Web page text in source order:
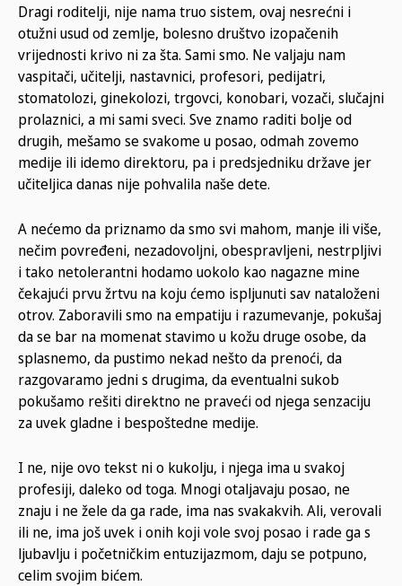
Dragi roditelji, nije nama truo sistem, ovaj nesrećni i
otužni usud od zemlje, bolesno društvo izopačenih
vrijednosti krivo ni za šta. Sami smo. Ne valjaju nam
vaspitači, učitelji, nastavnici, profesori, pedijatri,
stomatolozi, ginekolozi, trgovci, konobari, vozači, slučajni
prolaznici, a mi sami sveci. Sve znamo raditi bolje od
drugih, mešamo se svakome u posao, odmah zovemo
medije ili idemo direktoru, pa i predsjedniku države jer
učiteljica danas nije pohvalila naše dete.
A nećemo da priznamo da smo svi mahom, manje ili više,
nečim povređeni, nezadovoljni, obespravljeni, nestrpljivi
i tako netolerantni hodamo uokolo kao nagazne mine
čekajući prvu žrtvu na koju ćemo ispljunuti sav nataloženi
otrov. Zaboravili smo na empatiju i razumevanje, pokušaj
da se bar na momenat stavimo u kožu druge osobe, da
splasnemo, da pustimo nekad nešto da prenoći, da
razgovaramo jedni s drugima, da eventualni sukob
pokušamo rešiti direktno ne praveći od njega senzaciju
za uvek gladne i bespoštedne medije.
I ne, nije ovo tekst ni o kukolju, i njega ima u svakoj
profesiji, daleko od toga. Mnogi otaljavaju posao, ne
znaju i ne žele da ga rade, ima nas svakakvih. Ali, verovali
ili ne, ima još uvek i onih koji vole svoj posao i rade ga s
ljubavlju i početničkim entuzijazmom, daju se potpuno,
celim svojim bićem.